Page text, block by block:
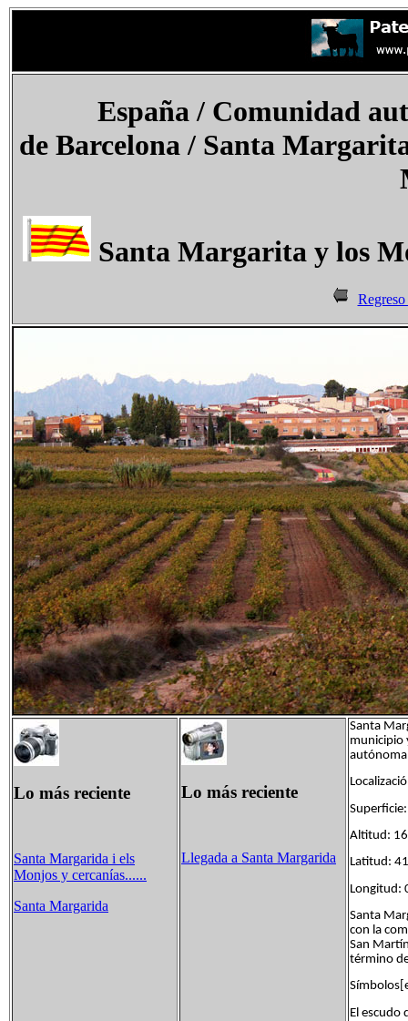
España/ Comunidad
de Barcelona /Santa
Santa Margarita y los
Lo más reciente
Santa Margarida i els
Monjos y cercanías......
Santa Margarida
Lo más reciente
Llegada a Santa Margarida
Santa
municipio
autónoma
Altitud:
Latitud:
Longitud:
Santa
con la
San
término
El escudo